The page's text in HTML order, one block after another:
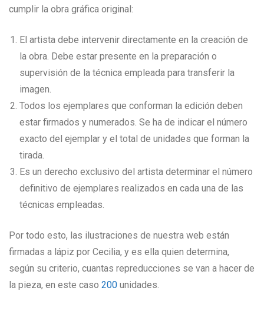
cumplir la obra gráfica original:
El artista debe intervenir directamente en la creación de
la obra. Debe estar presente en la preparación o
supervisión de la técnica empleada para transferir la
imagen.
Todos los ejemplares que conforman la edición deben
estar firmados y numerados. Se ha de indicar el número
exacto del ejemplar y el total de unidades que forman la
tirada.
Es un derecho exclusivo del artista determinar el número
definitivo de ejemplares realizados en cada una de las
técnicas empleadas.
Por todo esto, las ilustraciones de nuestra web están
firmadas a lápiz por Cecilia, y es ella quien determina,
según su criterio, cuantas repreducciones se van a hacer de
la pieza, en este caso 200 unidades.